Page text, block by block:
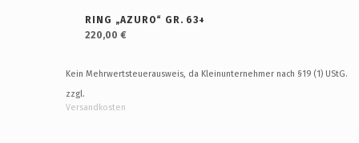
RING „AZURO“ GR. 63+
220,00€
Kein Mehrwertsteuerausweis, da Kleinunternehmer nach §19 (1) UStG.
zzgl.
Versandkosten